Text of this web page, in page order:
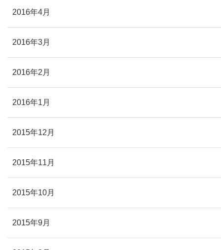
2016年4月
2016年3月
2016年2月
2016年1月
2015年12月
2015年11月
2015年10月
2015年9月